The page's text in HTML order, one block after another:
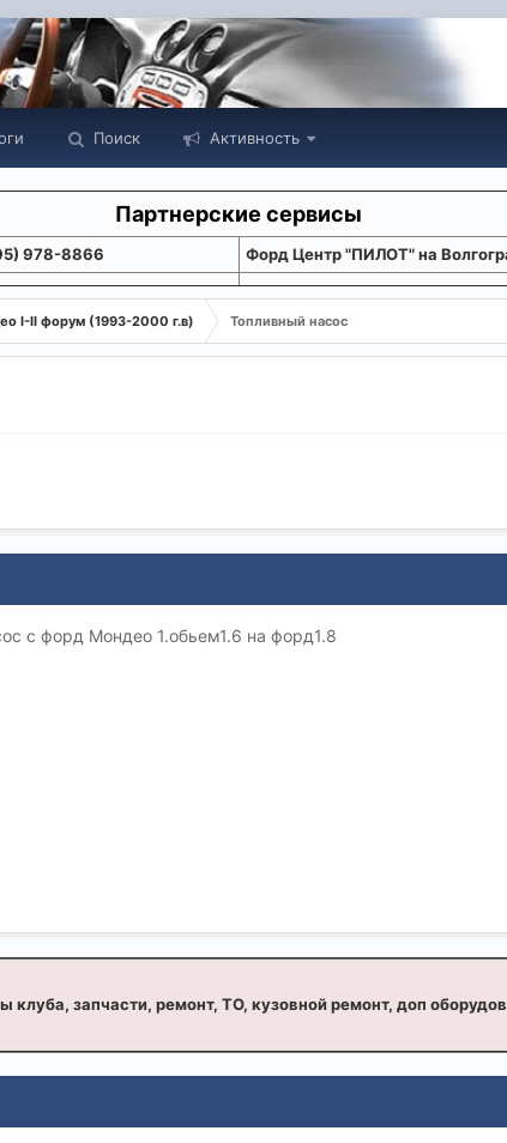
Поиск Активность
Партнерские сервисы
978-8866 Форд Центр "ПИЛОТ" на
I-II форум (1993-2000 г.в) Топливный насос
с форд Мондео 1.обьем1.6 на форд1.8
клуба, запчасти, ремонт, ТО, кузовной ремонт, доп